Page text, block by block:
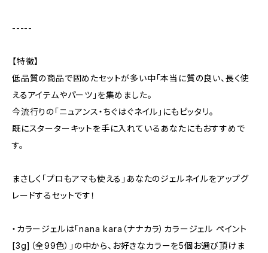
-----
【特徴】
低品質の商品で固めたセットが多い中「本当に質の良い、長く使
えるアイテムやパーツ」を集めました。
今流行りの「ニュアンス・ちぐはぐネイル」にもピッタリ。
既にスターターキットを手に入れているあなたにもおすすめで
す。
まさしく「プロもアマも使える」あなたのジェルネイルをアップグ
レードするセットです！
・カラージェルは「nana kara（ナナカラ）カラージェル ペイント
[3g]（全99色）」の中から、お好きなカラーを5個お選び頂けま